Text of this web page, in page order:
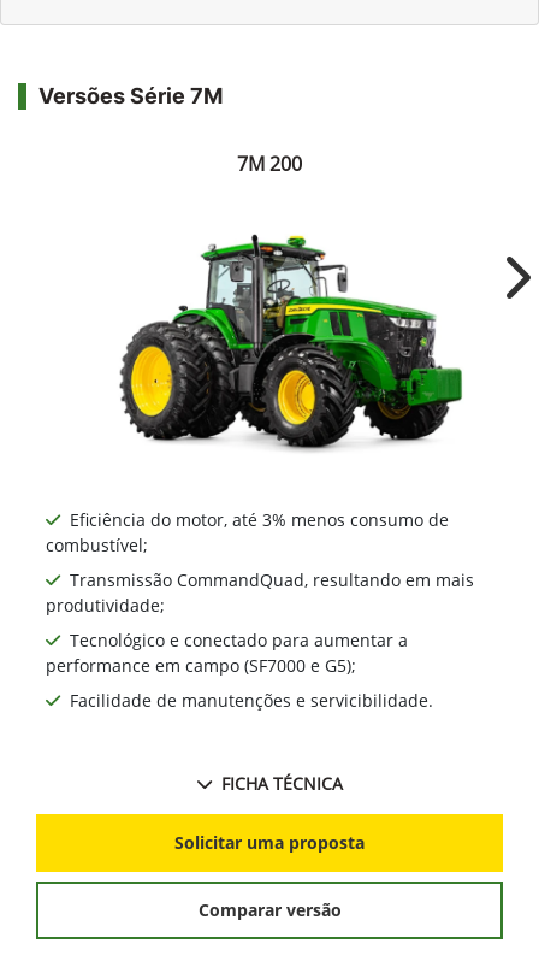
Versões Série 7M
7M 200
Eficiência do motor, até 3% menos consumo de
combustível;
Transmissão CommandQuad, resultando em mais
produtividade;
Tecnológico e conectado para aumentar a
performance em campo (SF7000 e G5);
Facilidade de manutenções e servicibilidade.
FICHA TÉCNICA
Solicitar uma proposta
Comparar versão